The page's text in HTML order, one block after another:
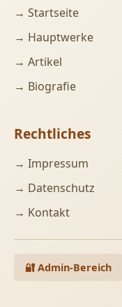
→ Startseite
→ Hauptwerke
→ Artikel
→ Biografie
Rechtliches
→ Impressum
→ Datenschutz
→ Kontakt
🔐 Admin-Bereich